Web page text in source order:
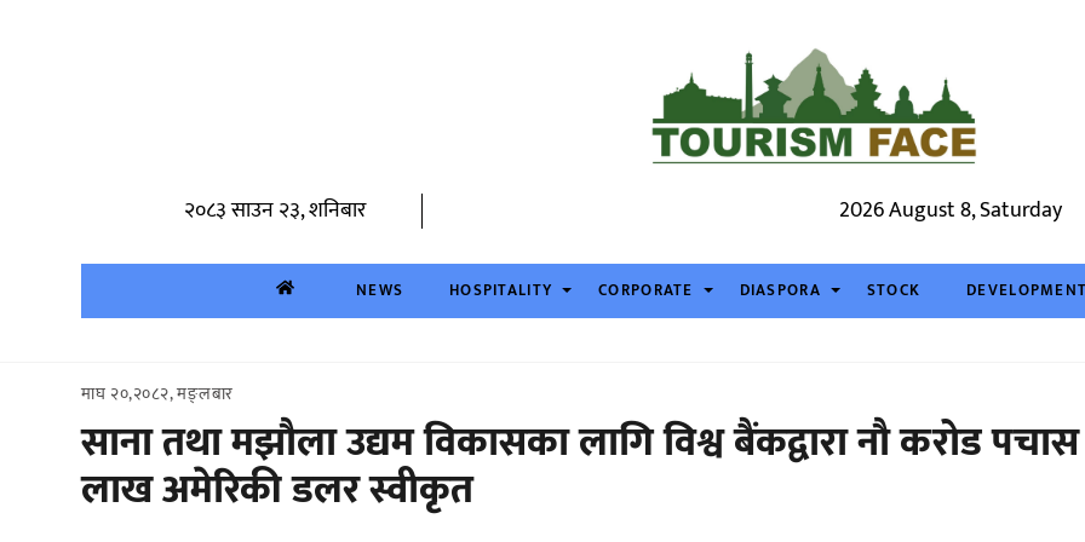
२०८३ साउन २३, शनिबार 2026 August 8, Saturday
NEWS HOSPITALITY CORPORATE DIASPORA STOCK DEVELOPMENT
माघ २०,२०८२, मङ्लबार
साना तथा मझौला उद्यम विकासका लागि विश्व बैंकद्वारा नौ करोड पचास
लाख अमेरिकी डलर स्वीकृत